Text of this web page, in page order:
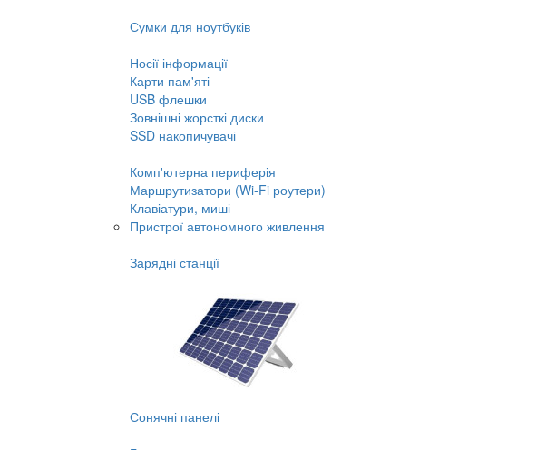
Сумки для ноутбуків
Носії інформації
Карти пам'яті
USB флешки
Зовнішні жорсткі диски
SSD накопичувачі
Комп'ютерна периферія
Маршрутизатори (Wi-Fi роутери)
Клавіатури, миші
Пристрої автономного живлення
Зарядні станції
Сонячні панелі